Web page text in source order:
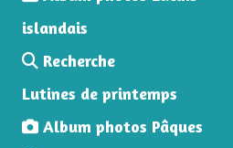
islandais
Recherche
Lutines de printemps
Album photos Pâques